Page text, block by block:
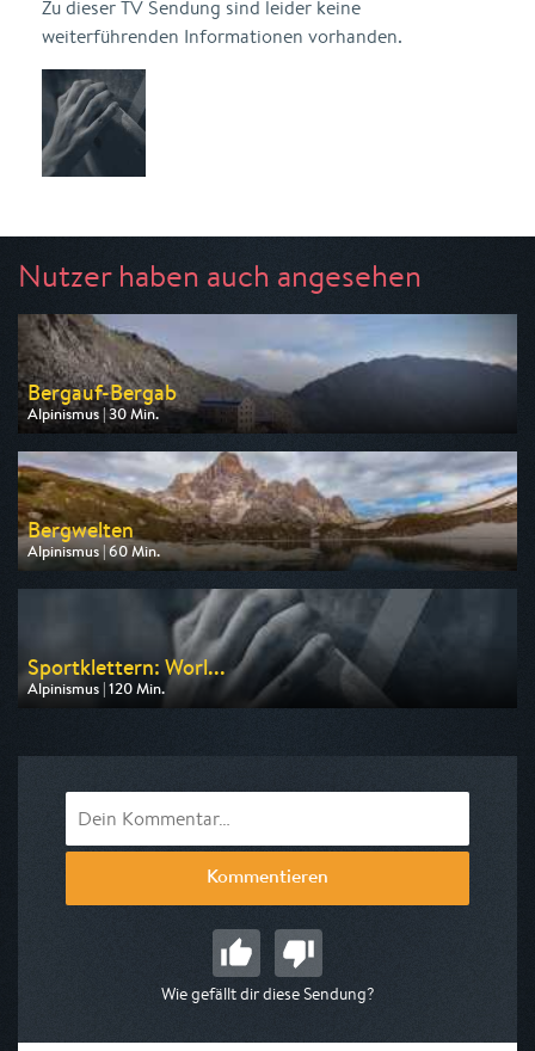
Zu dieser TV Sendung sind leider keine
weiterführenden Informationen vorhanden.
Nutzer haben auch angesehen
Bergauf-Bergab
Alpinismus | 30 Min.
Ausgestrahlt von BR
am 09.08.2026, 18:45
Bergwelten
Alpinismus | 60 Min.
Ausgestrahlt von DF1
am 16.08.2026, 22:15
Sportklettern: Worl...
Alpinismus | 120 Min.
Ausgestrahlt von Eurosport
Kommentieren
Wie gefällt dir diese Sendung?